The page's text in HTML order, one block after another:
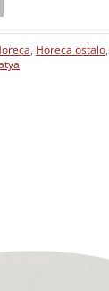
Horeca ostalo